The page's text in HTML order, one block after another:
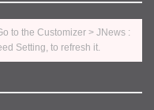
to the Customizer > JNews :
Setting, to refresh it.